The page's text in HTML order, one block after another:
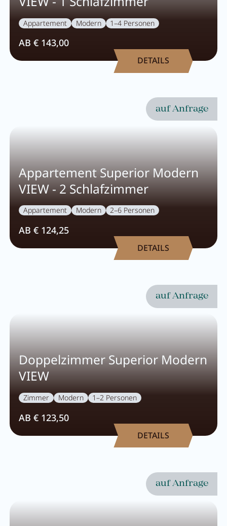
Appartement Modern 1–4 Personen
AB € 143,00
DETAILS
Appartement Superior Modern
VIEW - 2 Schlafzimmer
auf Anfrage
Appartement Modern 2–6 Personen
AB € 124,25
DETAILS
Doppelzimmer Superior Modern
VIEW
auf Anfrage
Zimmer Modern 1–2 Personen
AB € 123,50
DETAILS
auf Anfrage